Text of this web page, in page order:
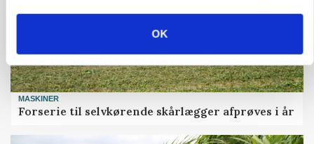
OK
MASKINER
Forserie til selvkørende skårlægger afprøves i år